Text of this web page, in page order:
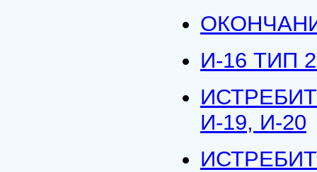
И-16 ТИП
И-19, И-20